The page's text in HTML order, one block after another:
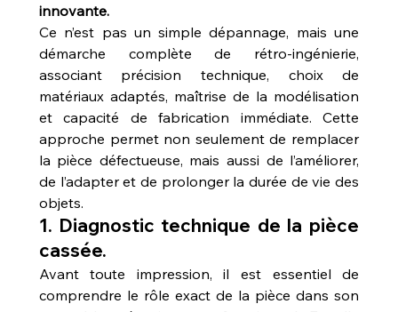
innovante.
Ce n’est pas un simple dépannage, mais une
démarche complète de rétro-ingénierie,
associant précision technique, choix de
matériaux adaptés, maîtrise de la modélisation
et capacité de fabrication immédiate. Cette
approche permet non seulement de remplacer
la pièce défectueuse, mais aussi de l’améliorer,
de l’adapter et de prolonger la durée de vie des
objets.
1. Diagnostic technique de la pièce
cassée.
Avant toute impression, il est essentiel de
comprendre le rôle exact de la pièce dans son